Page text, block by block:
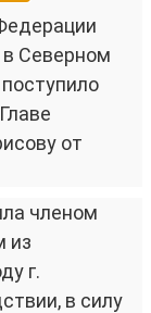
в Северном
от
членом
из
г.
в силу